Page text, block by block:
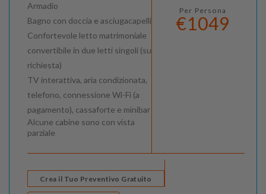
Armadio
Bagno con doccia e asciugacapelli
Confortevole letto matrimoniale
convertibile in due letti singoli (su
richiesta)
TV interattiva, aria condizionata,
telefono, connessione Wi-Fi (a
pagamento), cassaforte e minibar
Alcune cabine sono con vista
parziale
Per Persona
€1049
Crea il Tuo Preventivo Gratuito